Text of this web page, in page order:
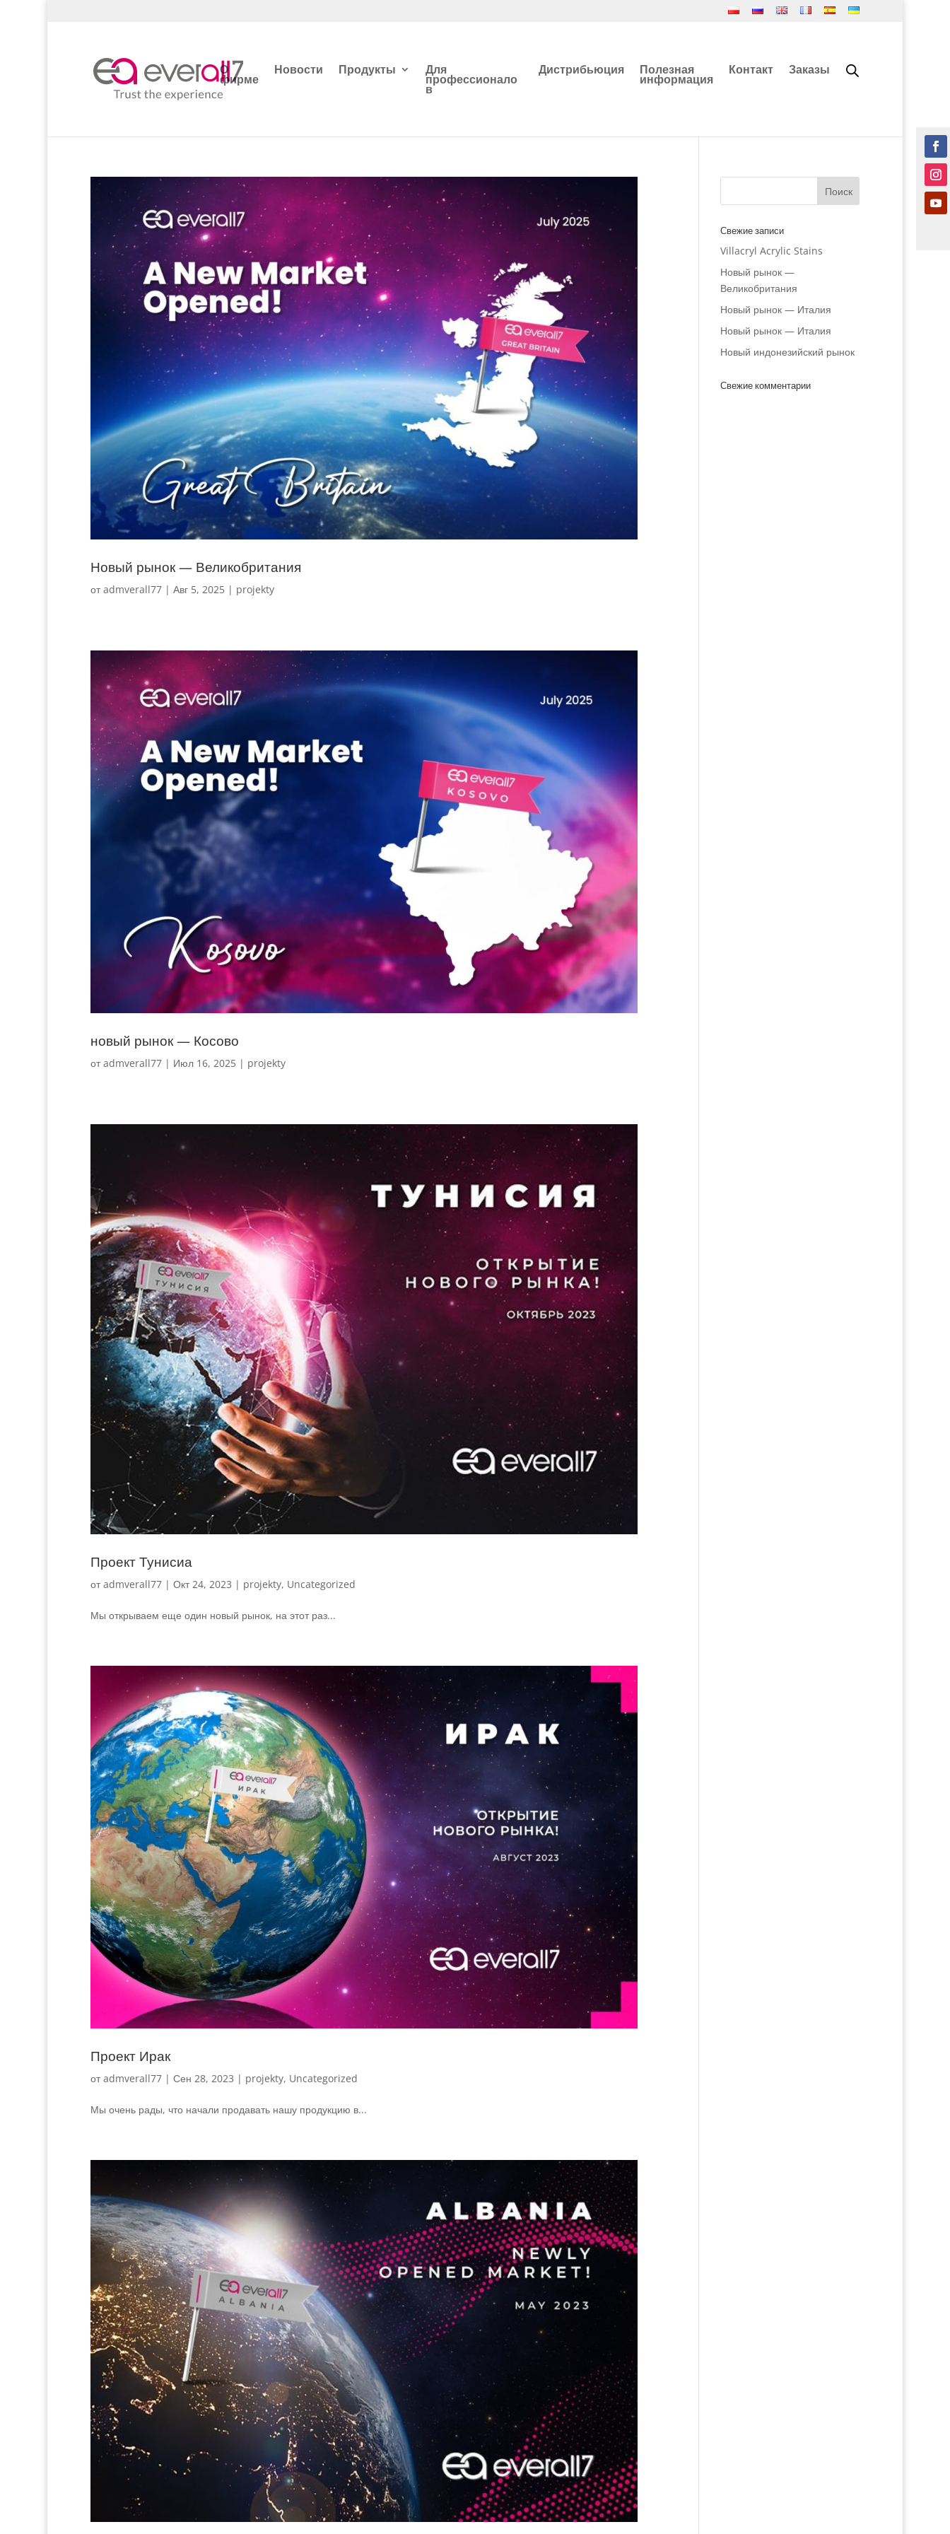
О
фирме
Новости Продукты Для
профессионало
в
Дистрибьюция Полезная
информация
Контакт Заказы
Новый рынок — Великобритания
отadmverall77| Авг 5, 2025| projekty
новый рынок — Косово
отadmverall77| Июл 16, 2025| projekty
Проект Тунисиа
отadmverall77| Окт 24, 2023 | projekty, Uncategorized
Мы открываем еще один новый рынок, на этот раз...
Проект Ирак
отadmverall77| Сен 28, 2023 | projekty, Uncategorized
Мы очень рады, что начали продавать нашу продукцию в...
Свежие записи
Villacryl Acrylic Stains
Новый рынок —
Великобритания
Новый рынок — Италия
Новый рынок — Италия
Новый индонезийский рынок
Свежие комментарии